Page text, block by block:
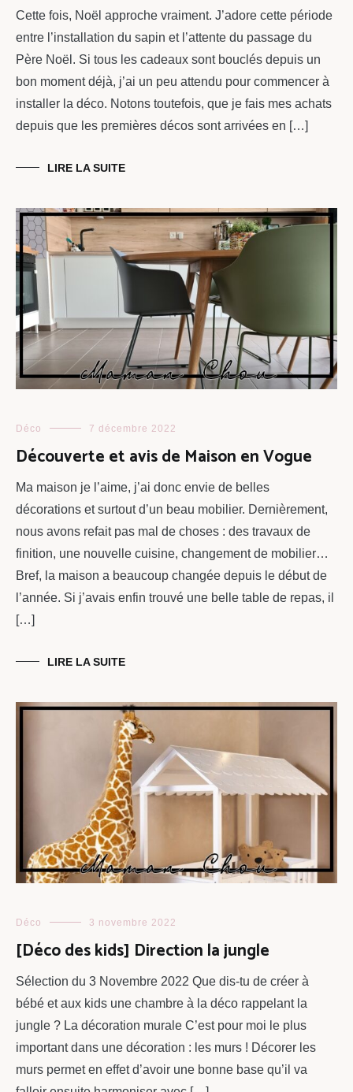
Cette fois, Noël approche vraiment. J’adore cette période
entre l’installation du sapin et l’attente du passage du
Père Noël. Si tous les cadeaux sont bouclés depuis un
bon moment déjà, j’ai un peu attendu pour commencer à
installer la déco. Notons toutefois, que je fais mes achats
depuis que les premières décos sont arrivées en […]
LIRE LA SUITE
Déco 7 décembre 2022
Découverte et avis de Maison en Vogue
Ma maison je l’aime, j’ai donc envie de belles
décorations et surtout d’un beau mobilier. Dernièrement,
nous avons refait pas mal de choses : des travaux de
finition, une nouvelle cuisine, changement de mobilier…
Bref, la maison a beaucoup changée depuis le début de
l’année. Si j’avais enfin trouvé une belle table de repas, il
[…]
LIRE LA SUITE
Déco 3 novembre 2022
[Déco des kids] Direction la jungle
Sélection du 3 Novembre 2022 Que dis-tu de créer à
bébé et aux kids une chambre à la déco rappelant la
jungle ? La décoration murale C’est pour moi le plus
important dans une décoration : les murs ! Décorer les
murs permet en effet d’avoir une bonne base qu’il va